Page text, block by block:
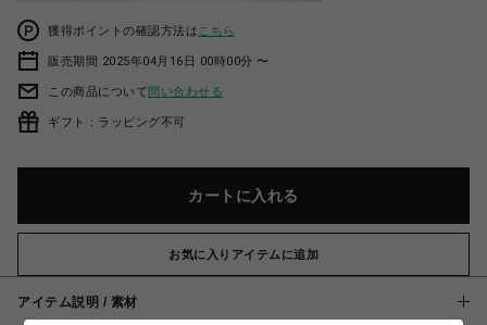
獲得ポイントの確認方法は こちら
販売期間 2025年04月16日 00時00分 〜
この商品について問い合わせる
ギフト：ラッピング不可
カートに入れる
お気に入りアイテムに追加
アイテム説明 / 素材